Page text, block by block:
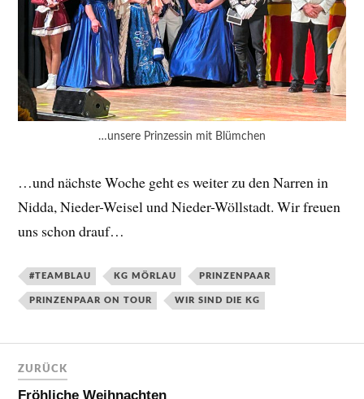
…unsere Prinzessin mit Blümchen
…und nächste Woche geht es weiter zu den Narren in
Nidda, Nieder-Weisel und Nieder-Wöllstadt. Wir freuen
uns schon drauf…
#TEAMBLAU KG MÖRLAU PRINZENPAAR
PRINZENPAAR ON TOUR WIR SIND DIE KG
ZURÜCK
Fröhliche Weihnachten